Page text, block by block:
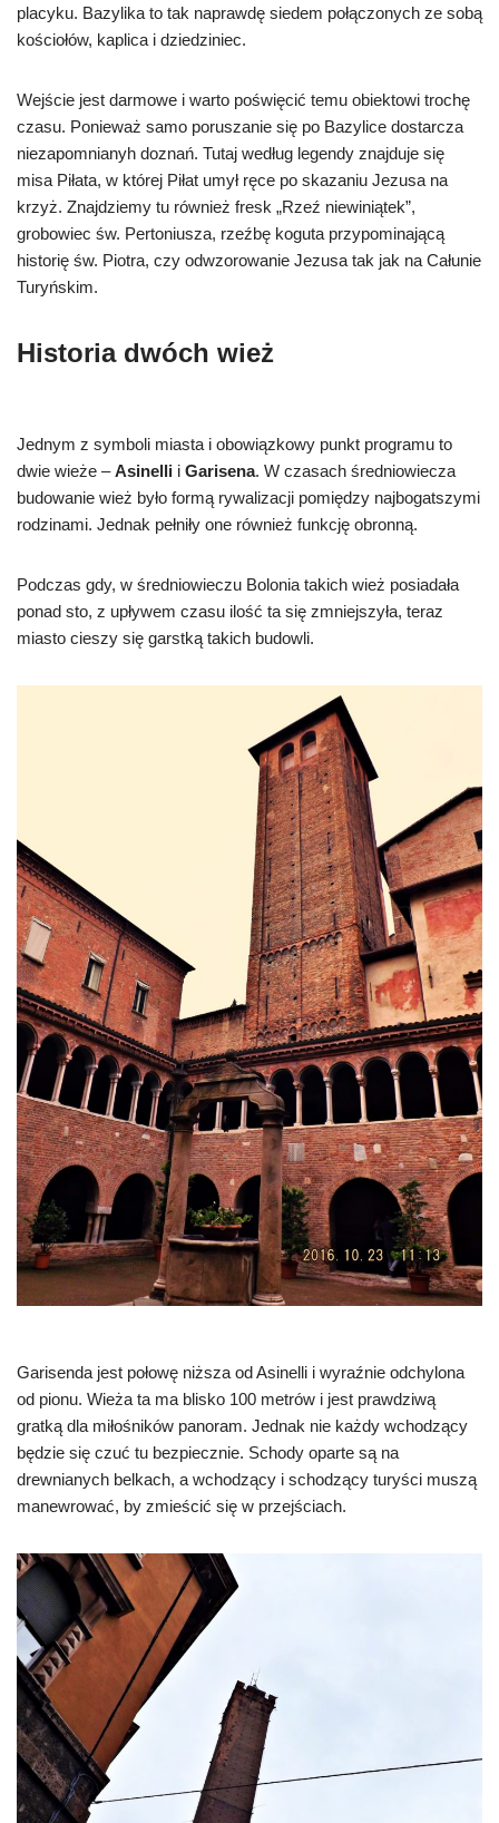
placyku. Bazylika to tak naprawdę siedem połączonych ze sobą
kościołów, kaplica i dziedziniec.
Wejście jest darmowe i warto poświęcić temu obiektowi trochę
czasu. Ponieważ samo poruszanie się po Bazylice dostarcza
niezapomnianyh doznań. Tutaj według legendy znajduje się
misa Piłata, w której Piłat umył ręce po skazaniu Jezusa na
krzyż. Znajdziemy tu również fresk „Rzeź niewiniątek”,
grobowiec św. Pertoniusza, rzeźbę koguta przypominającą
historię św. Piotra, czy odwzorowanie Jezusa tak jak na Całunie
Turyńskim.
Historia dwóch wież
Jednym z symboli miasta i obowiązkowy punkt programu to
dwie wieże –Asinelli i Garisena. W czasach średniowiecza
budowanie wież było formą rywalizacji pomiędzy najbogatszymi
rodzinami. Jednak pełniły one również funkcję obronną.
Podczas gdy, w średniowieczu Bolonia takich wież posiadała
ponad sto, z upływem czasu ilość ta się zmniejszyła, teraz
miasto cieszy się garstką takich budowli.
Garisenda jest połowę niższa od Asinelli i wyraźnie odchylona
od pionu. Wieża ta ma blisko 100 metrów i jest prawdziwą
gratką dla miłośników panoram. Jednak nie każdy wchodzący
będzie się czuć tu bezpiecznie. Schody oparte są na
drewnianych belkach, a wchodzący i schodzący turyści muszą
manewrować, by zmieścić się w przejściach.